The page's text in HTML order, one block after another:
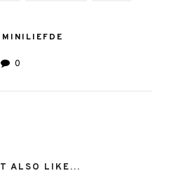
MINILIEFDE
0
ALSO LIKE...